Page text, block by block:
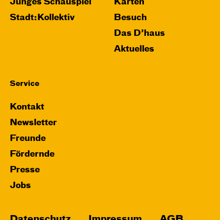
Bin gleich fertig!
nach dem Bilderbuch von Martin Baltscheit
und Anne-Kathrin Behl
Junges Schauspiel
Stadt:Kollektiv
Karten
Besuch
Das D’haus
Aktuelles
Service
Kontakt
Newsletter
Freunde
Fördernde
Presse
Jobs